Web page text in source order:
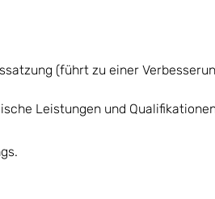
(führt zu einer
Leistungen und